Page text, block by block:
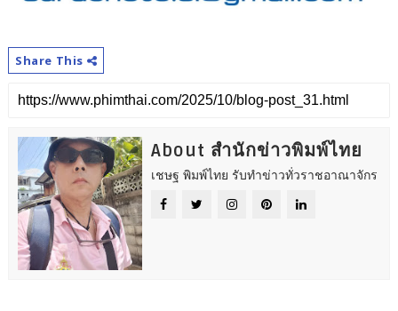
Share This
About สำนักข่าวพิมพ์ไทย
เชษฐ พิมพ์ไทย รับทำข่าวทั่วราชอาณาจักร